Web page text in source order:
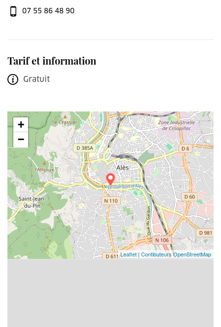
07 55 86 48 90
Tarif et information
Gratuit
+
−
Leaflet | Contibuteurs OpenStreetMap